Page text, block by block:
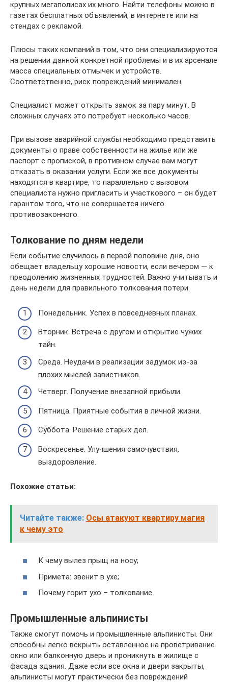
крупных мегаполисах их много. Найти телефоны можно в
газетах бесплатных объявлений, в интернете или на
стендах с рекламой.
Плюсы таких компаний в том, что они специализируются
на решении данной конкретной проблемы и в их арсенале
масса специальных отмычек и устройств.
Соответственно, риск повреждений минимален.
Специалист может открыть замок за пару минут. В
сложных случаях это потребует несколько часов.
При вызове аварийной службы необходимо представить
документы о праве собственности на жилье или же
паспорт с пропиской, в противном случае вам могут
отказать в оказании услуги. Если же все документы
находятся в квартире, то параллельно с вызовом
специалиста нужно пригласить и участкового – он будет
гарантом того, что не совершается ничего
противозаконного.
Толкование по дням недели
Если событие случилось в первой половине дня, оно
обещает владельцу хорошие новости, если вечером — к
преодолению жизненных трудностей. Важно учитывать и
день недели для правильного толкования потери.
Понедельник. Успех в повседневных планах.
Вторник. Встреча с другом и открытие чужих
тайн.
Среда. Неудачи в реализации задумок из-за
плохих мыслей завистников.
Четверг. Получение внезапной прибыли.
Пятница. Приятные события в личной жизни.
Суббота. Решение старых дел.
Воскресенье. Улучшения самочувствия,
выздоровление.
Похожие статьи:
Читайте также: Осы атакуют квартиру магия
к чему это
К чему вылез прыщ на носу;
Примета: звенит в ухе;
Почему горит ухо – толкование.
Промышленные альпинисты
Также смогут помочь и промышленные альпинисты. Они
способны легко вскрыть оставленное на проветривание
окно или балконную дверь и проникнуть в жилище с
фасада здания. Даже если все окна и двери закрыты,
альпинисты могут практически без повреждений